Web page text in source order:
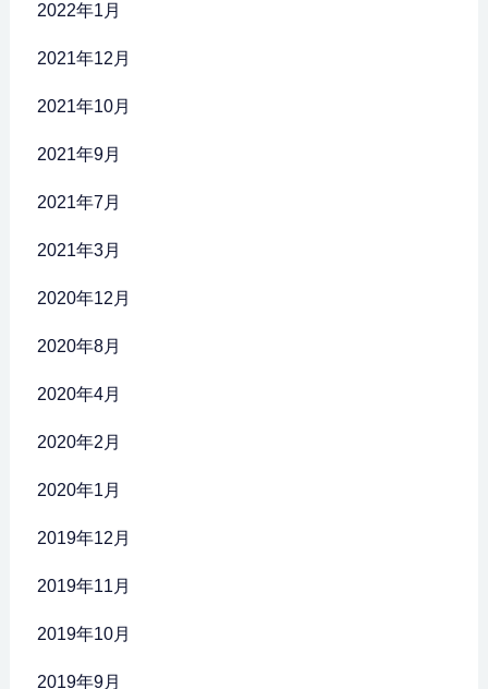
2022年1月
2021年12月
2021年10月
2021年9月
2021年7月
2021年3月
2020年12月
2020年8月
2020年4月
2020年2月
2020年1月
2019年12月
2019年11月
2019年10月
2019年9月